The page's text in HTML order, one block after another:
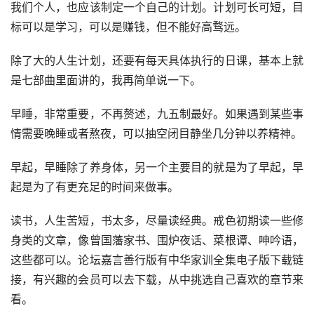
我们个人，也应该制定一个自己的计划。计划可长可短，目
标可以是学习，可以是赚钱，但不能好高骛远。
除了大的人生计划，还要有每天具体执行的日课，基本上就
是七部曲里面讲的，我再简单说一下。
早睡，非常重要，不再赘述，九五制最好。如果遇到某些事
情需要晚睡或者熬夜，可以抽空闭目静坐几分钟以养精神。
早起，早睡除了养身体，另一个主要目的就是为了早起，早
起是为了有更充足的时间来做事。
读书，人生苦短，书太多，尽量读经典。戒色初期读一些修
身类的文章，像曾国藩家书、围炉夜话、菜根谭、呻吟语，
这些都可以。论坛嘉言善行版有中华家训全集电子版下载链
接，有兴趣的会员可以去下载，从中挑选自己喜欢的章节来
看。